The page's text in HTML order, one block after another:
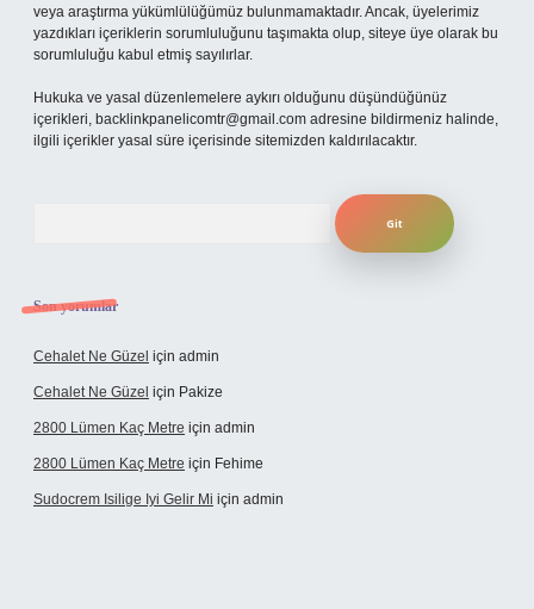
veya araştırma yükümlülüğümüz bulunmamaktadır. Ancak, üyelerimiz
yazdıkları içeriklerin sorumluluğunu taşımakta olup, siteye üye olarak bu
sorumluluğu kabul etmiş sayılırlar.
Hukuka ve yasal düzenlemelere aykırı olduğunu düşündüğünüz
içerikleri, backlinkpanelicomtr@gmail.com adresine bildirmeniz halinde,
ilgili içerikler yasal süre içerisinde sitemizden kaldırılacaktır.
Son yorumlar
Cehalet Ne Güzel için admin
Cehalet Ne Güzel için Pakize
2800 Lümen Kaç Metre için admin
2800 Lümen Kaç Metre için Fehime
Sudocrem Isilige Iyi Gelir Mi için admin